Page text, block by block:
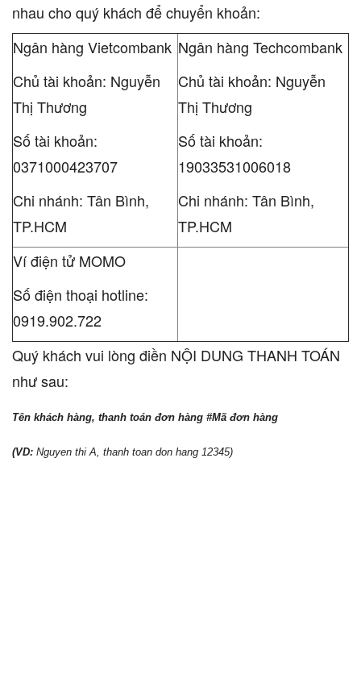
nhau cho quý khách để chuyển khoản:
Ngân hàng Vietcombank
Chủ tài khoản: Nguyễn
Thị Thương
Số tài khoản:
0371000423707
Chi nhánh: Tân Bình,
TP.HCM
Ngân hàng Techcombank
Chủ tài khoản: Nguyễn
Thị Thương
Số tài khoản:
19033531006018
Chi nhánh: Tân Bình,
TP.HCM
Ví điện tử MOMO
Số điện thoại hotline:
0919.902.722
Quý khách vui lòng điền NỘI DUNG THANH TOÁN
như sau:
Tên khách hàng, thanh toán đơn hàng #Mã đơn hàng
(VD: Nguyen thi A, thanh toan don hang 12345)